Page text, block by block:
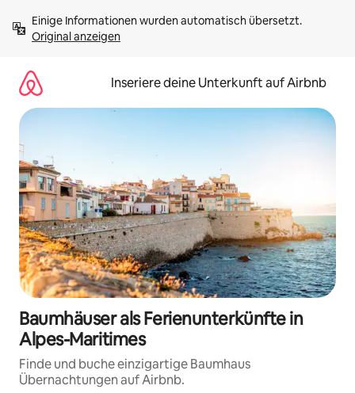
Inhalten
springenOriginal anzeigen
Inseriere deine Unterkunft auf Airbnb
Baumhäuser als Ferienunterkünfte in
Alpes-Maritimes
Finde und buche einzigartige Baumhaus
Übernachtungen auf Airbnb.